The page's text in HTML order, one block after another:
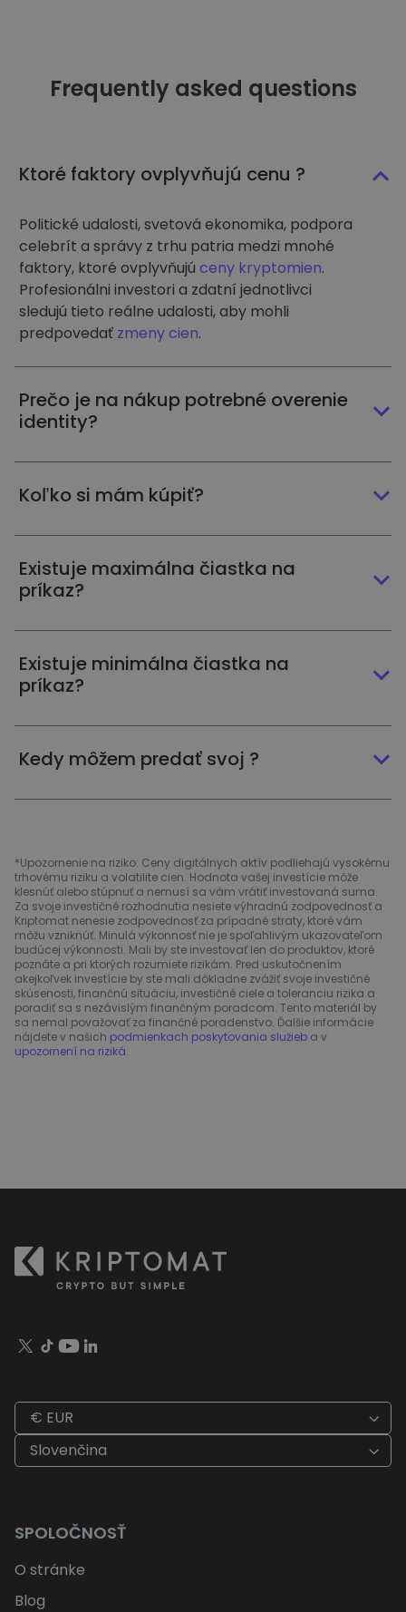
Frequently asked questions
Ktoré faktory ovplyvňujú cenu ?
Politické udalosti, svetová ekonomika, podpora
celebrít a správy z trhu patria medzi mnohé
faktory, ktoré ovplyvňujú ceny kryptomien.
Profesionálni investori a zdatní jednotlivci
sledujú tieto reálne udalosti, aby mohli
predpovedať zmeny cien.
Prečo je na nákup potrebné overenie
identity?
Koľko si mám kúpiť?
Existuje maximálna čiastka na
príkaz?
Existuje minimálna čiastka na
príkaz?
Kedy môžem predať svoj ?
*Upozornenie na riziko: Ceny digitálnych aktív podliehajú vysokému
trhovému riziku a volatilite cien. Hodnota vašej investície môže
klesnúť alebo stúpnuť a nemusí sa vám vrátiť investovaná suma.
Za svoje investičné rozhodnutia nesiete výhradnú zodpovednosť a
Kriptomat nenesie zodpovednosť za prípadné straty, ktoré vám
môžu vzniknúť. Minulá výkonnosť nie je spoľahlivým ukazovateľom
budúcej výkonnosti. Mali by ste investovať len do produktov, ktoré
poznáte a pri ktorých rozumiete rizikám. Pred uskutočnením
akejkoľvek investície by ste mali dôkladne zvážiť svoje investičné
skúsenosti, finančnú situáciu, investičné ciele a toleranciu rizika a
poradiť sa s nezávislým finančným poradcom. Tento materiál by
sa nemal považovať za finančné poradenstvo. Ďalšie informácie
nájdete v našich podmienkach poskytovania služieb a v
upozornení na riziká.
€ EUR
Slovenčina
SPOLOČNOSŤ
O stránke
Blog